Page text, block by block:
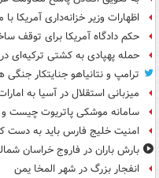
اظهارات وزیر خزانه‌داری
حکم دادگاه آمریکا برای توقف
حمله پهپادی به کشتی ترکیه‌ای
ترامپ و نتانیاهو جنایتکار
میزبانی استقلال در آسیا به
سامانه موشکی پاتریوت چیست و
امنیت خلیج فارس باید به دست
بارش باران در فاروج خراسان
انفجار بزرگ در شهر المخا یمن